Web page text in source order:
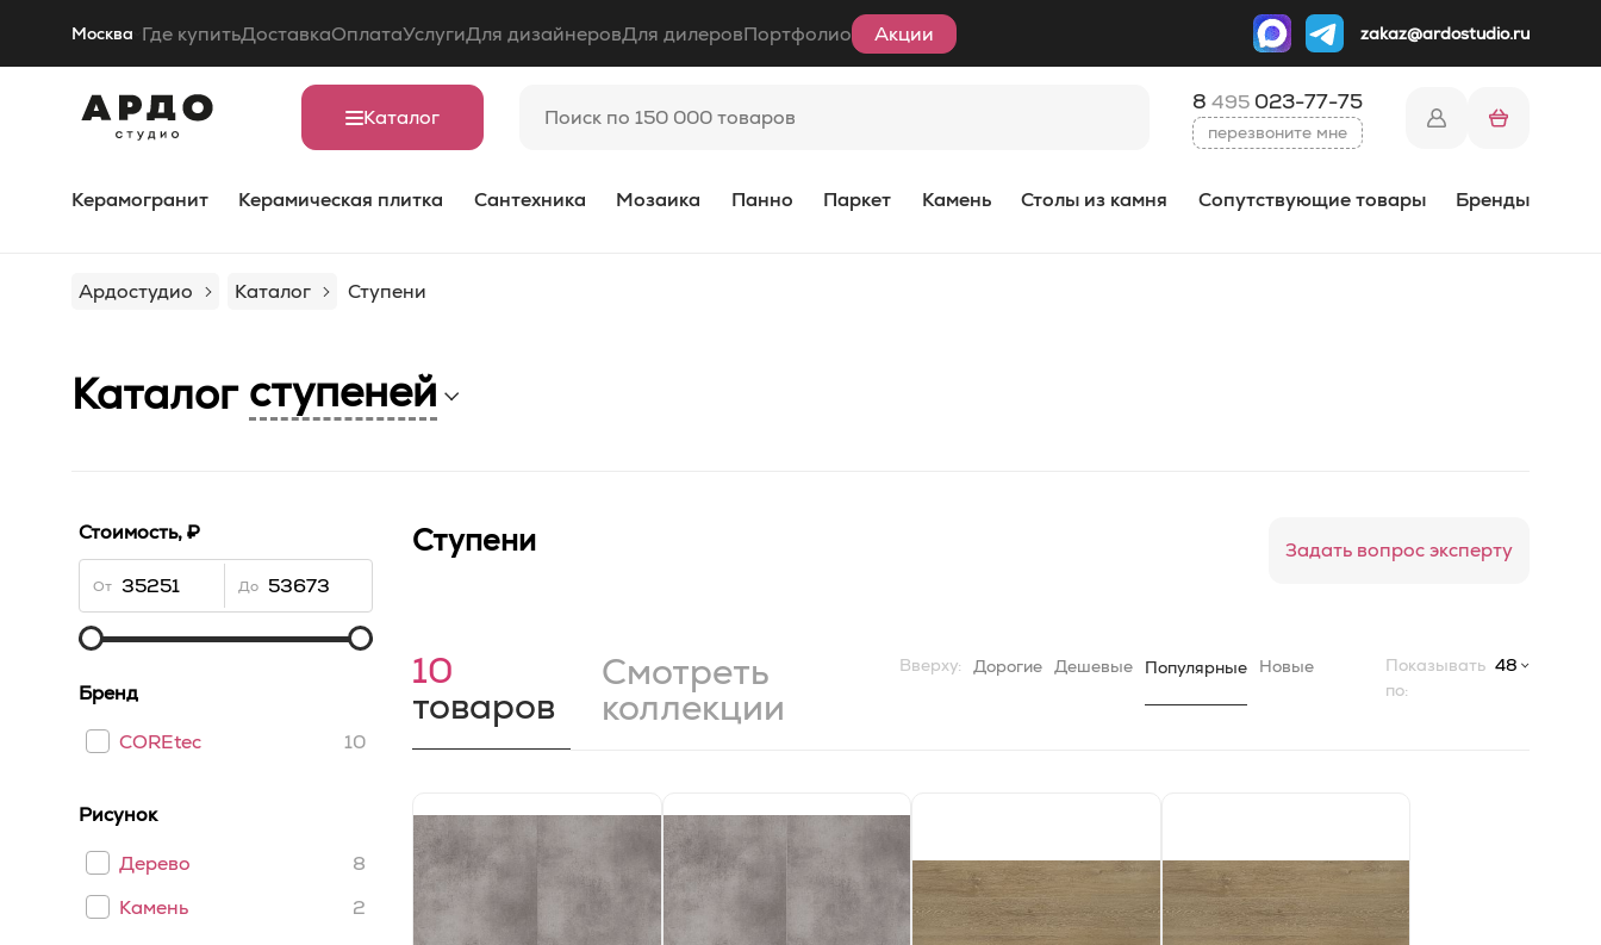
Москва Где купитьДоставкаОплатаУслугиДля дизайнеровДля дилеровПортфолио Акции zakaz@ardostudio.ru
Каталог
8 495 023-77-75
перезвоните мне
Керамогранит Керамическая плитка Сантехника Мозаика Панно Паркет Камень Столы из камня Сопутствующие товары Бренды
Ардостудио Каталог Ступени
Каталог ступеней
Стоимость, ₽
От До
Бренд
COREtec
10
Рисунок
Дерево
8
Камень
2
Ступени Задать вопрос эксперту
10
товаров
Смотреть
коллекции
Вверху: Дорогие Дешевые Популярные Новые
Показывать
по:
48